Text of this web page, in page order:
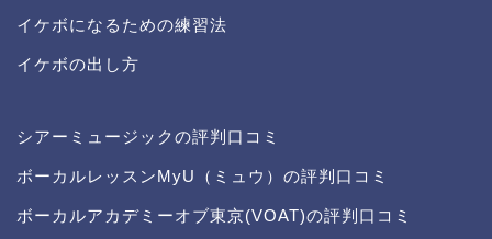
イケボになるための練習法
イケボの出し方
シアーミュージックの評判口コミ
ボーカルレッスンMyU（ミュウ）の評判口コミ
ボーカルアカデミーオブ東京(VOAT)の評判口コミ